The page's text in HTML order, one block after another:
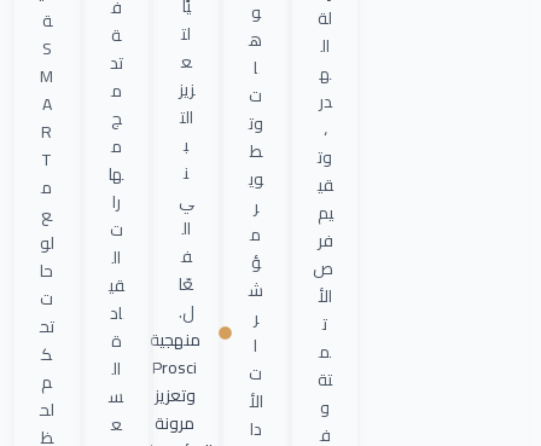
لة
ال
ه
در
،
وت
قي
يم
فر
ص
الأ
ت
م
تة
و
ف
و
ه
ا
ت
وت
ط
وي
ر
م
ؤ
ش
ر
ا
ت
الأ
دا
لت
ع
زيز
الت
ب
ن
ي
ال
ف
عّا
ل.
منهجية
Prosci
وتعزيز
مرونة
ف
ة
تد
م
ج
م
ها
را
ت
ال
قي
اد
ة
ال
س
ع
ة
S
M
A
R
T
م
ع
لو
حا
ت
تح
ك
م
لح
ظ